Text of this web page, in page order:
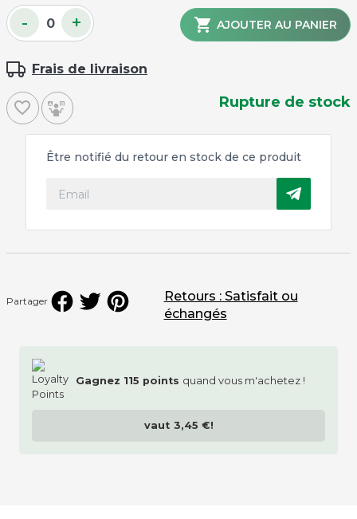
- +  AJOUTER AU PANIER
Frais de livraison
favorite_border Rupture de stock
Être notifié du retour en stock de ce produit
Partager
Gagnez 115 points quand vous m'achetez !
vaut 3,45 €!
Retours : Satisfait ou
échangés